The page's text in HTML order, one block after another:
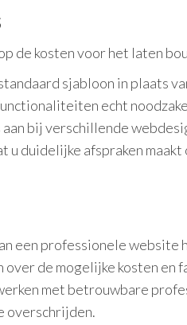
de kosten voor het laten
sjabloon in plaats
echt
bij verschillende
u duidelijke afspraken
een professionele website
de mogelijke kosten en
met betrouwbare
overschrijden.